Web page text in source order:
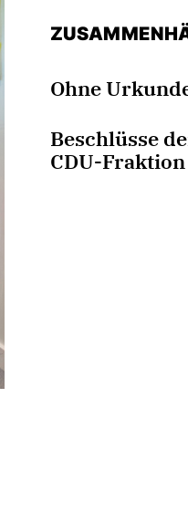
Ohne
Beschlüsse
CDU-